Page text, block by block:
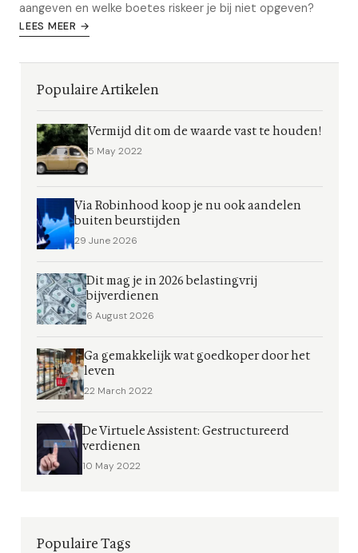
aangeven en welke boetes riskeer je bij niet opgeven?
LEES MEER →
Populaire Artikelen
Vermijd dit om de waarde vast te houden!
5 May 2022
Via Robinhood koop je nu ook aandelen
buiten beurstijden
29 June 2026
Dit mag je in 2026 belastingvrij
bijverdienen
6 August 2026
Ga gemakkelijk wat goedkoper door het
leven
22 March 2022
De Virtuele Assistent: Gestructureerd
verdienen
10 May 2022
Populaire Tags